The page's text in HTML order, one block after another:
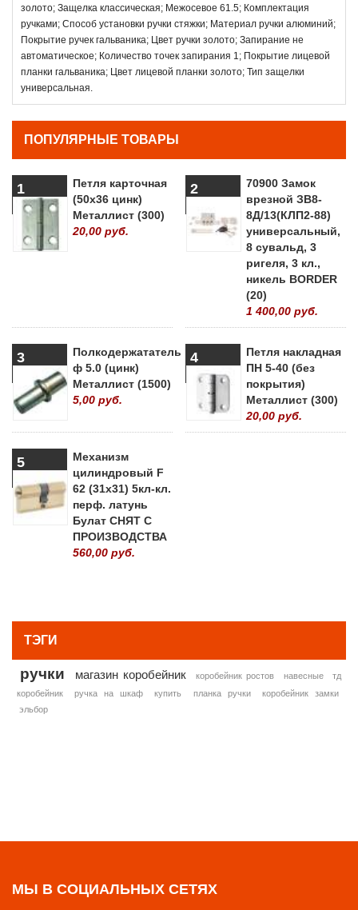
золото; Защелка классическая; Межосевое 61.5; Комплектация
ручками; Способ установки ручки стяжки; Материал ручки алюминий;
Покрытие ручек гальваника; Цвет ручки золото; Запирание не
автоматическое; Количество точек запирания 1; Покрытие лицевой
планки гальваника; Цвет лицевой планки золото; Тип защелки
универсальная.
ПОПУЛЯРНЫЕ ТОВАРЫ
1
Петля карточная
(50х36 цинк)
Металлист (300)
20,00 руб.
2
70900 Замок
врезной ЗВ8-
8Д/13(КЛП2-88)
универсальный,
8 сувальд, 3
ригеля, 3 кл.,
никель BORDER
(20)
1 400,00 руб.
3
Полкодержататель
ф 5.0 (цинк)
Металлист (1500)
5,00 руб.
4
Петля накладная
ПН 5-40 (без
покрытия)
Металлист (300)
20,00 руб.
5
Механизм
цилиндровый F
62 (31х31) 5кл-кл.
перф. латунь
Булат СНЯТ С
ПРОИЗВОДСТВА
560,00 руб.
ТЭГИ
ручки магазин коробейник коробейник ростов навесные
тд
коробейник
ручка на шкаф купить планка ручки
коробейник замки
эльбор
МЫ В СОЦИАЛЬНЫХ СЕТЯХ